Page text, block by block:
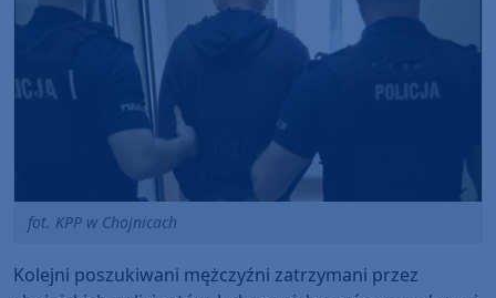
fot. KPP w Chojnicach
Kolejni poszukiwani mężczyźni zatrzymani przez